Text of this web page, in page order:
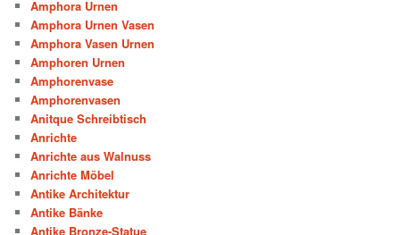
Amphora Urnen
Amphora Urnen Vasen
Amphora Vasen Urnen
Amphoren Urnen
Amphorenvase
Amphorenvasen
Anitque Schreibtisch
Anrichte
Anrichte aus Walnuss
Anrichte Möbel
Antike Architektur
Antike Bänke
Antike Bronze-Statue